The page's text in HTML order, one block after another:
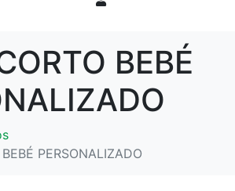
BEBÉ
PERSONALIZADO